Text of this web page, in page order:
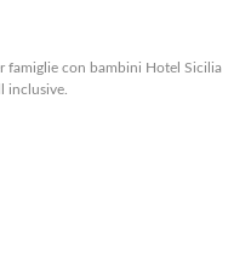
famiglie con bambini Hotel Sicilia
inclusive.